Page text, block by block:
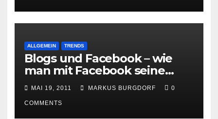
ALLGEMEIN TRENDS
Blogs und Facebook – wie
man mit Facebook seine
Besucher effektiv reduzieren
kann
MAI 19, 2011 MARKUS BURGDORF 0
COMMENTS